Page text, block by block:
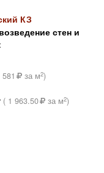
КЗ
стен и
581 за м2)
( 1 963.50 за м2)